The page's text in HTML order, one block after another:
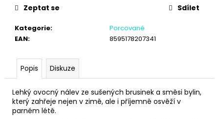
Kategorie:
Porcované
EAN: 8595178207341
Zeptat se Sdílet
Popis Diskuze
Lehký ovocný nálev ze sušených brusinek a směsi bylin,
který zahřeje nejen v zimě, ale i příjemně osvěží v
parném létě.
p
u
j
e
m
e